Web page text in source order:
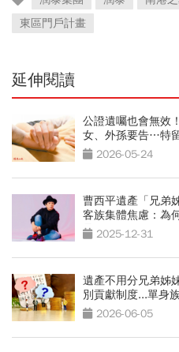
東區門戶計畫
延伸閱讀
公證遺囑也會無效
女、外孫要告…特
2026-05-24
曹西平遺產「兄弟
客族集體焦慮：為
足？2025-12-31
遺產不用分兄弟姊
別貢獻制度...單身
2026-06-05